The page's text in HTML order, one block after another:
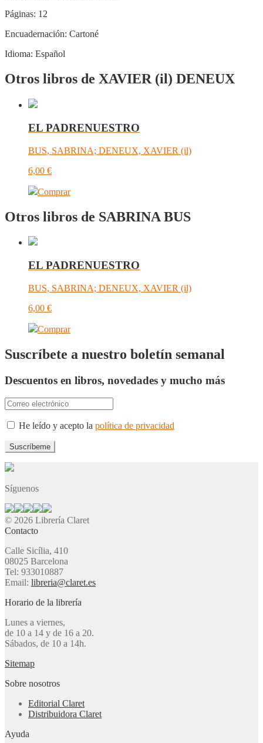
Páginas: 12
Encuadernación: Cartoné
Idioma: Español
Otros libros de XAVIER (il) DENEUX
EL PADRENUESTRO
BUS, SABRINA; DENEUX, XAVIER (il)
6,00 €
Comprar
Otros libros de SABRINA BUS
EL PADRENUESTRO
BUS, SABRINA; DENEUX, XAVIER (il)
6,00 €
Comprar
Suscríbete a nuestro boletín semanal
Descuentos en libros, novedades y mucho más
He leído y acepto la política de privacidad
Síguenos
© 2026 Librería Claret
Contacto
Calle Sicília, 410
08025 Barcelona
Tel: 933010887
Email: libreria@claret.es
Horario de la librería
Lunes a viernes,
de 10 a 14 y de 16 a 20.
Sábados, de 10 a 14h.
Sitemap
Sobre nosotros
Editorial Claret
Distribuidora Claret
Ayuda